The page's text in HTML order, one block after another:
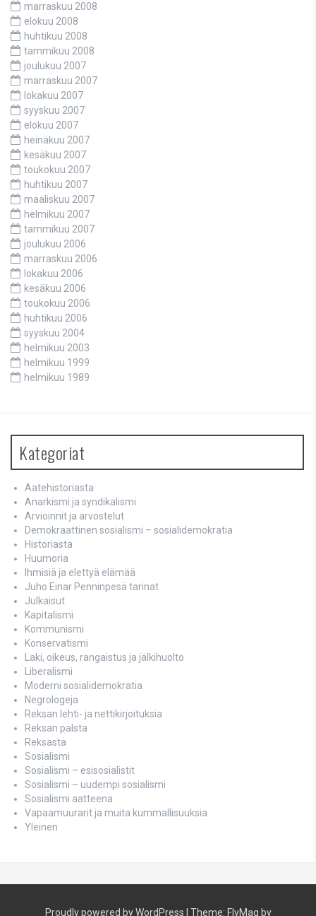
marraskuu 2008
elokuu 2008
huhtikuu 2008
tammikuu 2008
joulukuu 2007
marraskuu 2007
lokakuu 2007
syyskuu 2007
elokuu 2007
heinäkuu 2007
kesäkuu 2007
toukokuu 2007
huhtikuu 2007
maaliskuu 2007
helmikuu 2007
tammikuu 2007
joulukuu 2006
marraskuu 2006
lokakuu 2006
kesäkuu 2006
toukokuu 2006
huhtikuu 2006
syyskuu 2004
helmikuu 2003
helmikuu 1999
helmikuu 1989
Kategoriat
Aatehistoriasta
Anarkismi ja syndikalismi
Arvioinnit ja arvostelut
Demokraattinen sosialismi – sosialidemokratia
Historiasta
Huumoria
Ihmisiä ja elettyä elämää
Juho Einar Penninpesä tarinat
Julkaisut
Kapitalismi
Kommunismi
Konservatismi
Laki, oikeus, rangaistus ja jälkihuolto
Liberalismi
Moderni sosialidemokratia
Negrologeja
Reksan lehti- ja nettikirjoituksia
Reksan palsta
Reksasta
Sosialismi
Sosialismi – esisosialistit
Sosialismi – uudempi sosialismi
Sosialismi aatteena
Vapaamuurarit ja muita kummallisuuksia
Yleinen
Proudly powered by WordPress Theme: FlyMag by